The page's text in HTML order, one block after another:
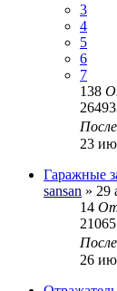
3
4
5
6
7
138
23
Гаражные
sansan » 29
14
21065
26